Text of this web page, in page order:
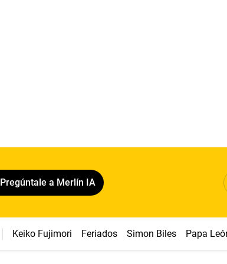
Pregúntale a Merlín IA
Keiko Fujimori Feriados Simon Biles Papa